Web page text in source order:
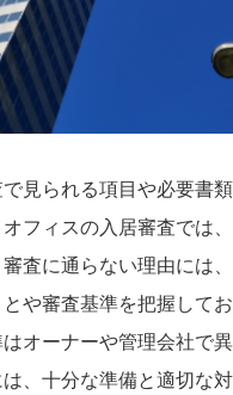
見られる項目や必要書
フィスの入居審査では
査に通らない理由には
や審査基準を把握して
オーナーや管理会社
、十分な準備と適切な